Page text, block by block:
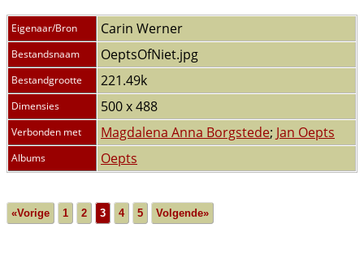
Eigenaar/Bron Carin Werner
Bestandsnaam OeptsOfNiet.jpg
Bestandgrootte 221.49k
Dimensies 500 x 488
Verbonden met Magdalena Anna Borgstede; Jan Oepts
Albums Oepts
«Vorige 1 2 3 4 5 Volgende»